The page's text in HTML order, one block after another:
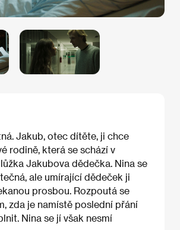
Jakub, otec dítěte, ji chce
rodině, která se schází v
Jakubova dědečka. Nina se
ale umírající dědeček ji
prosbou. Rozpoutá se
zda je namístě poslední přání
Nina se jí však nesmí